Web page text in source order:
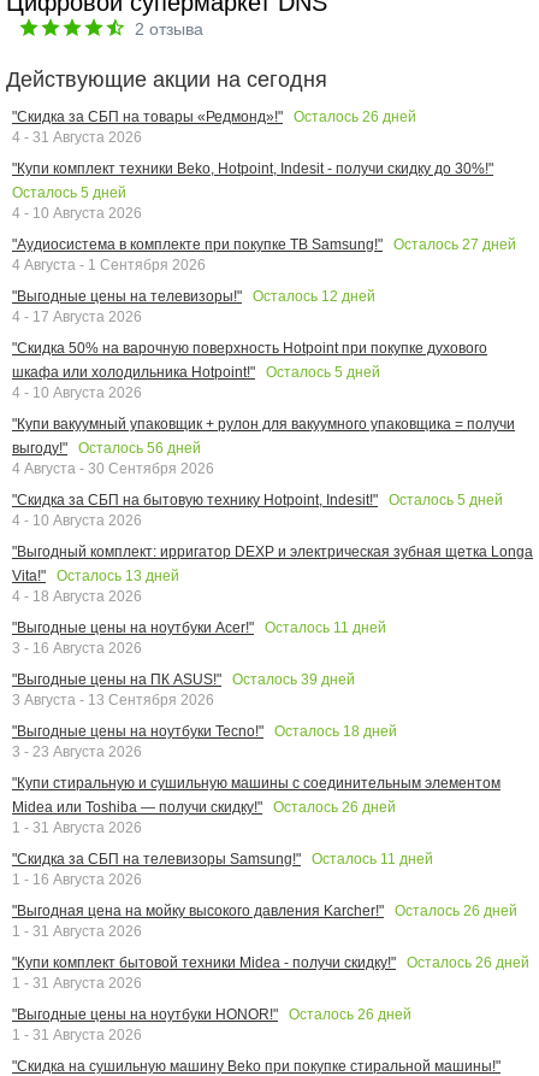
2 отзыва
Действующие акции на сегодня
"Скидка за СБП на товары «Редмонд»!" Осталось 26 дней
4 - 31 Августа 2026
"Купи комплект техники Beko, Hotpoint, Indesit - получи скидку до 30%!"
Осталось 5 дней
4 - 10 Августа 2026
"Аудиосистема в комплекте при покупке ТВ Samsung!"
Осталось 27 дней
4 Августа - 1 Сентября 2026
"Выгодные цены на телевизоры!"
Осталось 12 дней
4 - 17 Августа 2026
"Скидка 50% на варочную поверхность Hotpoint при покупке духового
шкафа или холодильника Hotpoint!"
Осталось 5 дней
4 - 10 Августа 2026
"Купи вакуумный упаковщик + рулон для вакуумного упаковщика = получи
выгоду!"
Осталось 56 дней
4 Августа - 30 Сентября 2026
"Скидка за СБП на бытовую технику Hotpoint, Indesit!"
Осталось 5 дней
4 - 10 Августа 2026
"Выгодный комплект: ирригатор DEXP и электрическая зубная щетка Longa
Vita!"
Осталось 13 дней
4 - 18 Августа 2026
"Выгодные цены на ноутбуки Acer!"
Осталось 11 дней
3 - 16 Августа 2026
"Выгодные цены на ПК ASUS!"
Осталось 39 дней
3 Августа - 13 Сентября 2026
"Выгодные цены на ноутбуки Tecno!"
Осталось 18 дней
3 - 23 Августа 2026
"Купи стиральную и сушильную машины с соединительным элементом
Midea или Toshiba — получи скидку!"
Осталось 26 дней
1 - 31 Августа 2026
"Скидка за СБП на телевизоры Samsung!"
Осталось 11 дней
1 - 16 Августа 2026
"Выгодная цена на мойку высокого давления Karcher!"
Осталось 26 дней
1 - 31 Августа 2026
"Купи комплект бытовой техники Midea - получи скидку!"
Осталось 26 дней
1 - 31 Августа 2026
"Выгодные цены на ноутбуки HONOR!"
Осталось 26 дней
1 - 31 Августа 2026
"Скидка на сушильную машину Beko при покупке стиральной машины!"